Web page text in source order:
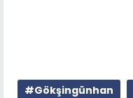
#Gökşingünhan